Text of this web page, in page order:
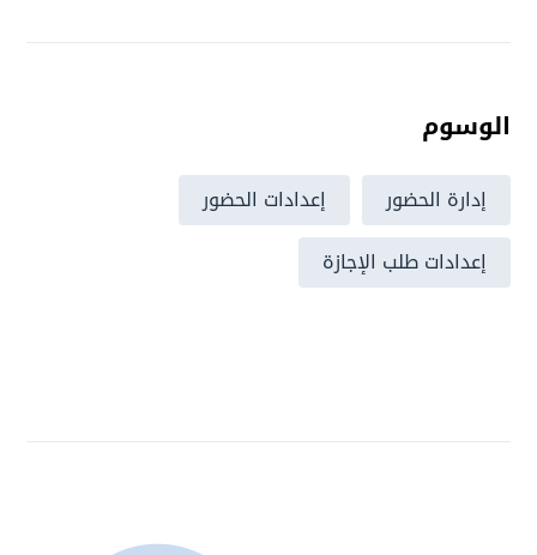
الوسوم
إدارة الحضور
إعدادات الحضور
إعدادات طلب الإجازة